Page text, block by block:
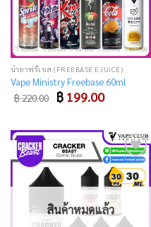
น้ำยาฟรีเบส (FREEBASE EJUICE)
Vape Ministry Freebase 60ml
฿220.00 Original
price
฿ 199.00Current
price
Add
to
wishlist
สินค้าหมดแล้ว